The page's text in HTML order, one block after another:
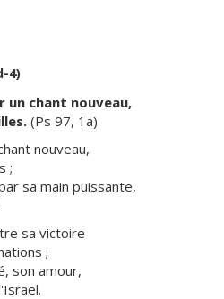
4)
un chant nouveau,
(Ps 97, 1a)
nouveau,
;
sa main puissante,
sa victoire
;
son amour,